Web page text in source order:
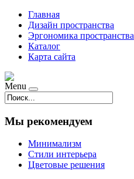
Главная
Дизайн пространства
Эргономика пространства
Каталог
Карта сайта
Menu
Мы рекомендуем
Минимализм
Стили интерьера
Цветовые решения